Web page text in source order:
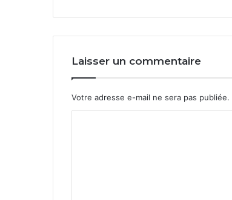
Laisser un commentaire
Votre adresse e-mail ne sera pas publiée.